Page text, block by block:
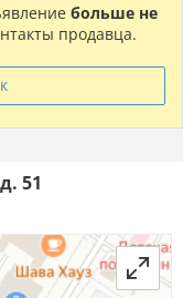
больше не
продавца.
51